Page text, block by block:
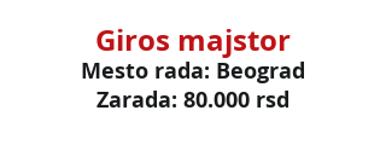
Giros majstor
Mesto rada: Beograd
Zarada: 80.000 rsd